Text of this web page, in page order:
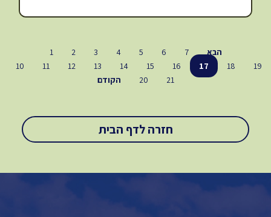
הבא 1 2 3 4 5 6
7
10
11 12 13 14 15 16 17 18
19
20
21 הקודם
חזרה לדף הבית